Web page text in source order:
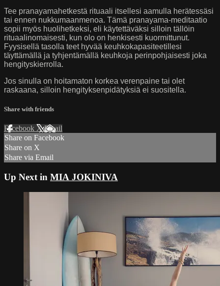
Tee pranayamahetkestä rituaali itsellesi aamulla herätessäsi
tai ennen nukkumaanmenoa. Tämä pranayama-meditaatio
sopii myös huolihetkeksi, eli käytettäväksi silloin tällöin
rituaalinomaisesti, kun olo on henkisesti kuormittunut.
Fyysisellä tasolla teet hyvää keuhkokapasiteetillesi
täyttämällä ja tyhjentämällä keuhkoja perinpohjaisesti joka
hengityskierrolla.
Jos sinulla on hoitamaton korkea verenpaine tai olet
raskaana, silloin hengityksenpidätyksiä ei suositella.
Share with friends
Facebook XEmail
Share on Facebook
Share on X
Share via Email
Up Next in MIA JOKINIVA